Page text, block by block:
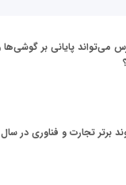
می‌تواند پایانی بر